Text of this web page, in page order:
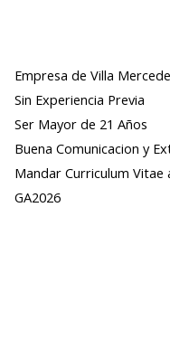
Empresa de Villa
Sin Experiencia Previa
Ser Mayor de 21 Años
Buena Comunicacion y
Mandar Curriculum Vitae
GA2026